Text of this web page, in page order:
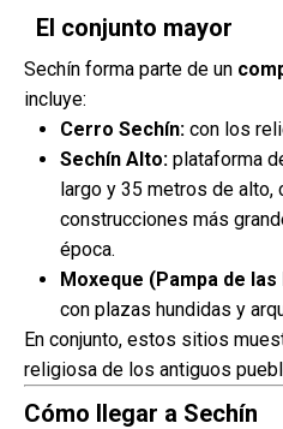
El conjunto mayor
Sechín forma parte de un
incluye:
Cerro Sechín: con los
Sechín Alto: plataforma
largo y 35 metros de alto,
construcciones más
época.
Moxeque (Pampa de las
con plazas hundidas y
En conjunto, estos sitios
religiosa de los antiguos
Cómo llegar a Sechín